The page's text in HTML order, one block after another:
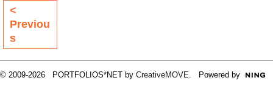
<
Previou
s
© 2009-2026 PORTFOLIOS*NET by CreativeMOVE . Powered by